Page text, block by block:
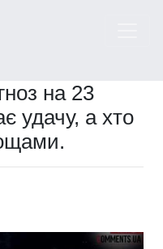
на 23
удачу, а хто